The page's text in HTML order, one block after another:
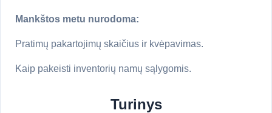
Mankštos metu nurodoma:
Pratimų pakartojimų skaičius ir kvėpavimas.
Kaip pakeisti inventorių namų sąlygomis.
Turinys